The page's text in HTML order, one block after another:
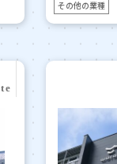
その他の業種